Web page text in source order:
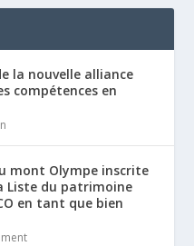
la nouvelle alliance
compétences en
mont Olympe inscrite
Liste du patrimoine
en tant que bien